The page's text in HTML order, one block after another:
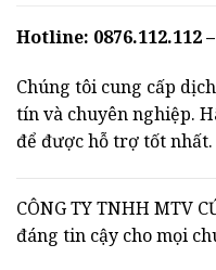
Hotline: 0876.112.112
Chúng tôi cung cấp
tín và chuyên nghiệp.
để được hỗ trợ tốt nhất.
CÔNG TY TNHH MTV
đáng tin cậy cho mọi